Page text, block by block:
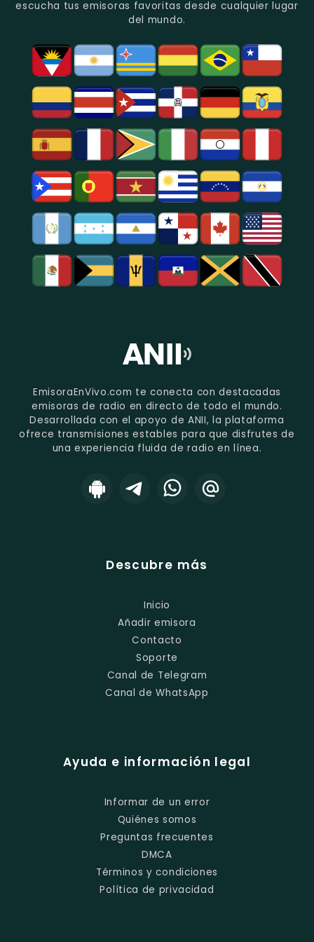
Quito.
En
Guayaquil.
Azogues.
escucha tus emisoras favoritas desde cualquier lugar
del mundo.
EmisoraEnVivo.com te conecta con destacadas
emisoras de radio en directo de todo el mundo.
Desarrollada con el apoyo de ANII, la plataforma
ofrece transmisiones estables para que disfrutes de
una experiencia fluida de radio en línea.
Descubre más
Inicio
Añadir emisora
Contacto
Soporte
Canal de Telegram
Canal de WhatsApp
Ayuda e información legal
Informar de un error
Quiénes somos
Preguntas frecuentes
DMCA
Términos y condiciones
Política de privacidad